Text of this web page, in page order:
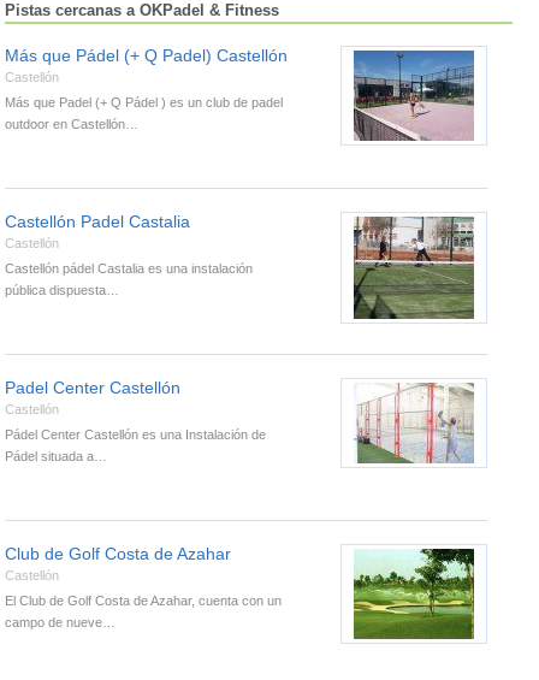
Pistas cercanas a OKPadel & Fitness
Más que Pádel (+ Q Padel) Castellón
Castellón
Más que Padel (+ Q Pádel ) es un club de padel
outdoor en Castellón…
Castellón Padel Castalia
Castellón
Castellón pádel Castalia es una instalación
pública dispuesta…
Padel Center Castellón
Castellón
Pádel Center Castellón es una Instalación de
Pádel situada a…
Club de Golf Costa de Azahar
Castellón
El Club de Golf Costa de Azahar, cuenta con un
campo de nueve…